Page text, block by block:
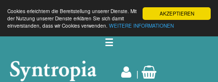
AKZEPTIEREN
Cookies erleichtern die Bereitstellung unserer Dienste. Mit
der Nutzung unserer Dienste erklären Sie sich damit
einverstanden, dass wir Cookies verwenden. WEITERE INFORMATIONEN
☰
|